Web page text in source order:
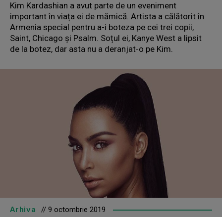
Kim Kardashian a avut parte de un eveniment
important în viața ei de mămică. Artista a călătorit în
Armenia special pentru a-i boteza pe cei trei copii,
Saint, Chicago și Psalm. Soțul ei, Kanye West a lipsit
de la botez, dar asta nu a deranjat-o pe Kim.
Arhiva // 9 octombrie 2019